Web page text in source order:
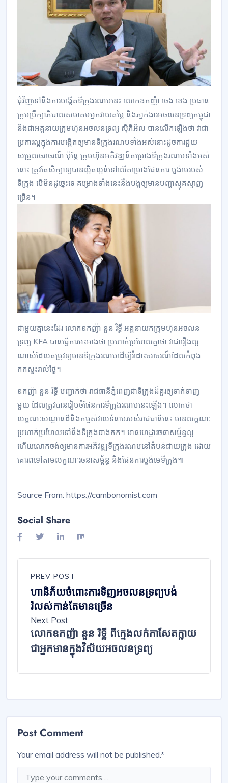
ជុំវិញ​ទៅ​នឹង​ការ​បង្កើត​ទីក្រុង​រណប​នេះ លោក​ឧកញ៉ា ចេង ខេង ប្រធាន​
ក្រុមប្រឹក្សាភិបាល​សមាគម​អ្នក​វាយ​តម្លៃ និង​ភា្នក់ងារ​អចលន​ទ្រព្យ​កម្ពុជា
និង​ជា​អគ្គនាយ​ក្រុមហ៊ុន​អចលន​ទ្រព្យ ស៊ីភីអិល បាន​លើក​ឡើង​ថា វា​ជា​
ប្រការ​ល្អ​ក្នុង​ការ​បង្កើត​ឲ្យ​មាន​ទីក្រុង​រណប​ទាំង​អស់​នោះ​ដូចការ​ជួយ​
សម្រួល​ចរាចរណ៍ ប៉ុន្តែ ក្រុមហ៊ុន​អភិវឌ្ឍន៍​គម្រោង​ទីក្រុង​រណប​ទាំង​អស់​
នោះ ត្រូវ​តែ​សិក្សា​ឲ្យ​បាន​ល្អិត​ល្អន់​ទៅ​លើ​គម្រោង​ផែនការ ប្លង់មេ​​របស់​
ទីក្រុង បើ​មិន​ដូច្នេះ​ទេ គម្រោង​ទាំង​នេះ​នឹង​បង្ក​ឲ្យ​មាន​បញ្ហា​ស្មុគស្មាញ​
ច្រើន។
ជាមួយ​គ្នា​នេះ​ដែរ លោក​ឧកញ៉ា នួន រិទ្ធី អគ្គនាយក​ក្រុមហ៊ុន​អចលន​
ទ្រព្យ KFA បាន​ធ្វើការ​អះអាង​ថា ប្រហាក់​ប្រហែល​គ្នា​ថា វា​ជា​រឿង​ល្អ​
ណាស់​ដែល​តម្រូវ​ឲ្យ​មាន​ទីក្រុង​រណប​ដើម្បី​រំដោះ​ចរាចរណ៍​ដែល​កំពុង​
កកស្ទះ​រាល់​ថ្ងៃ។
ឧកញ៉ា នួន រិទ្ធី បញ្ជាក់​ថា រាជ​ធានី​ភ្នំពេញ​ជា​ទីក្រុង​ដ៏​គួរ​ឲ្យទាក់ទាញ
មួយ ដែលត្រូវបានរៀបចំ​ផែនការ​ទីក្រុង​រណប​នេះ​ឡើង។ លោក​ថា
លក្ខណៈ​សណ្ឋាន​ដី​និង​កម្ពស់​វាល​ទំនាប​របស់​រាជ​ធានី​នេះ មាន​លក្ខណៈ​
ប្រហាក់​ប្រហែល​ទៅ​នឹង​ទីក្រុង​បាងកក។ មាន​ហេដ្ឋា​រចនា​សម្ព័ន្ធ​ល្អ
ហើយ​លោក​ចង់​ឲ្យ​មាន​ការ​អភិវឌ្ឍ​ទីក្រុង​រណប​នៅ​តំបន់​ជាយ​ក្រុង ដោយ​​
គោរព​​ទៅ​តាម​​លក្ខណៈ​​រចនា​​សម្ព័ន្ធ និង​ផែនការ​ប្លង់មេ​ទីក្រុង៕
Source From: https://cambonomist.com
Social Share
PREV POST
ហានិភ័យ​ចំពោះ​ការ​ទិញ​អចលនទ្រព្យ​បង់​
រំលស់​កាន់តែ​មាន​ច្រើន
Next Post
លោក​ឧកញ៉ា នួន រិ​ទ្ឋី ពី​ក្មេង​លក់​កាសែត​ក្លាយ
ជា​អ្នកមាន​ក្នុង​វិស័យ​អចលនទ្រព្យ
Post Comment
Your email address will not be published.*